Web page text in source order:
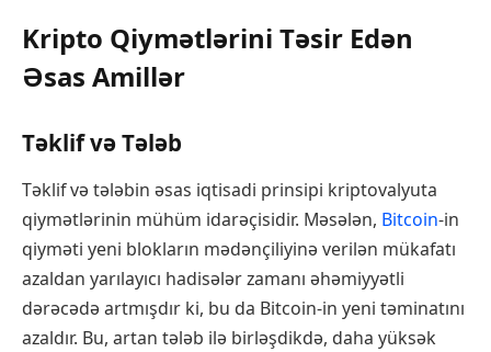
Kripto Qiymətlərini Təsir Edən
Əsas Amillər
Təklif və Tələb
Təklif və tələbin əsas iqtisadi prinsipi kriptovalyuta
qiymətlərinin mühüm idarəçisidir. Məsələn, Bitcoin-in
qiyməti yeni blokların mədənçiliyinə verilən mükafatı
azaldan yarılayıcı hadisələr zamanı əhəmiyyətli
dərəcədə artmışdır ki, bu da Bitcoin-in yeni təminatını
azaldır. Bu, artan tələb ilə birləşdikdə, daha yüksək